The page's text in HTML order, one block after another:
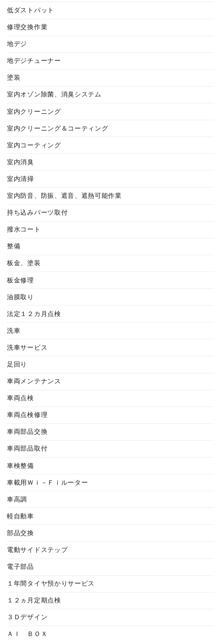
低ダストパット
修理交換作業
地デジ
地デジチューナー
塗装
室内オゾン除菌、消臭システム
室内クリーニング
室内クリーニング＆コーティング
室内コーティング
室内消臭
室内清掃
室内防音、防振、遮音、遮熱可能作業
持ち込みパーツ取付
撥水コート
整備
板金、塗装
板金修理
油膜取り
法定１２カ月点検
洗車
洗車サービス
足回り
車両メンテナンス
車両点検
車両点検修理
車両部品交換
車両部品取付
車検整備
車載用Ｗｉ－Ｆｉルーター
車高調
軽自動車
部品交換
電動サイドステップ
電子部品
１年間タイヤ預かりサービス
１２ヵ月定期点検
３Ｄデザイン
ＡＩ ＢＯＸ